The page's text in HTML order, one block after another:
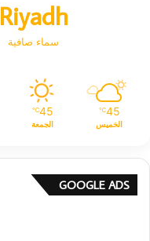
Riyadh
سماء صافية
45
℃
الخميس
45
℃
الجمعة
GOOGLE ADS